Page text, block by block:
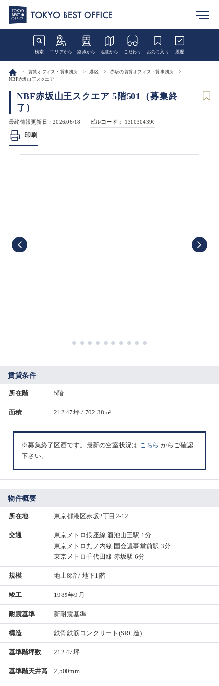
検索 エリアから 路線から 地図から こだわり お気に入り 履歴
賃貸オフィス・貸事務所 港区
赤坂の賃貸オフィス・貸事務所
NBF赤坂山王スクエア
NBF赤坂山王スクエア 5階501（募集終
了）
最終情報更新日：2026/06/18 ビルコード： 1310304390
印刷
賃貸条件
所在階 5階
面積 212.47坪 / 702.38m²
※募集終了区画です。最新の空室状況は こちら からご確認
下さい。
物件概要
所在地 東京都港区赤坂2丁目2-12
交通
東京メトロ銀座線 溜池山王駅 1分
東京メトロ丸ノ内線 国会議事堂前駅 3分
東京メトロ千代田線 赤坂駅 6分
規模 地上8階 / 地下1階
竣工 1989年9月
耐震基準 新耐震基準
構造 鉄骨鉄筋コンクリート(SRC造)
基準階坪数 212.47坪
基準階天井高 2,500mm